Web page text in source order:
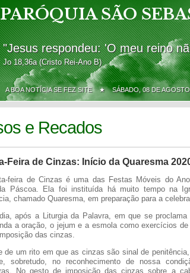
PARÓQUIA SÃO
"Jesus respondeu: 'O meu reino
Jo 18,36a (Cristo Rei-Ano B)
A BOA NOTÍCIA SE FEZ SITE ★SÁBADO, 08 DE
e Recados
Feira de Cinzas: Início da Quaresma
feira de Cinzas é uma das Festas Móveis do
Páscoa. Ela foi instituída há muito tempo na
chamado Quaresma, em preparação para a
após a Liturgia da Palavra, em que se
a oração, o jejum e a esmola como exercícios
das cinzas.
de um rito em que as cinzas são sinal de
sobretudo, no reconhecimento de nossa
No gesto de imposição das cinzas sobre a